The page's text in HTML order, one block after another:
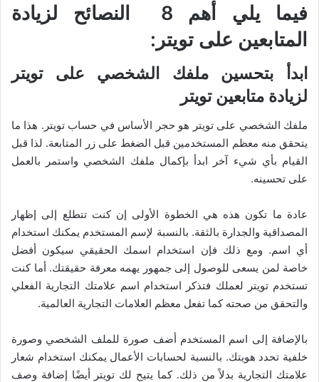
فيما يلي أهم 8 النصائح لزيادة
المتابعين على تويتر:
ابدأ بتحسين ملفك الشخصي على تويتر
لزيادة متابعين تويتر
ملفك الشخصي على تويتر هو حجر الأساس في حساب تويتر. هذا ما
يتحقق منه معظم المستخدمين قبل الضغط على زر المتابعة. لذا قبل
القيام بأي شيء آخر ابدأ بإكمال ملفك الشخصي واستمر بالعمل
على تحسينه.
عادة ما تكون هذه هي الخطوة الأولى إن كنت تتطلع إلى إظهار
المصداقية والجدارة بالثقة. بالنسبة لإسم المستخدم يمكنك استخدام
أي اسم. ومع ذلك فإن استخدام اسمك الحقيقي سيكون أفضل
خاصة لمن يسعى للوصول إلى جمهور يهمه معرفة حقيقتك. أما كنت
تستخدم تويتر لعملك فتذكر استخدام اسم علامتك التجارية الفعلي
والتحقق من صحته كما تفعل معظم العلامات التجارية العالمية.
بالإضافة إلى اسم المستخدم أضف صورة للملف الشخصي وصورة
خلفية تحدد هويتك. بالنسبة لحسابات الأعمال يمكنك استخدام شعار
علامتك التجارية بدلاً من ذلك. كما يتيح لك تويتر أيضًا إضافة وصف